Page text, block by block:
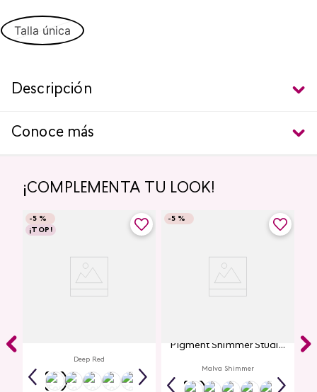
Talla única
Descripción
Conoce más
¡COMPLEMENTA TU LOOK!
-5 %
¡TOP!
Deep Red
-5 %
Pigment Shimmer Studio
Malva Shimmer